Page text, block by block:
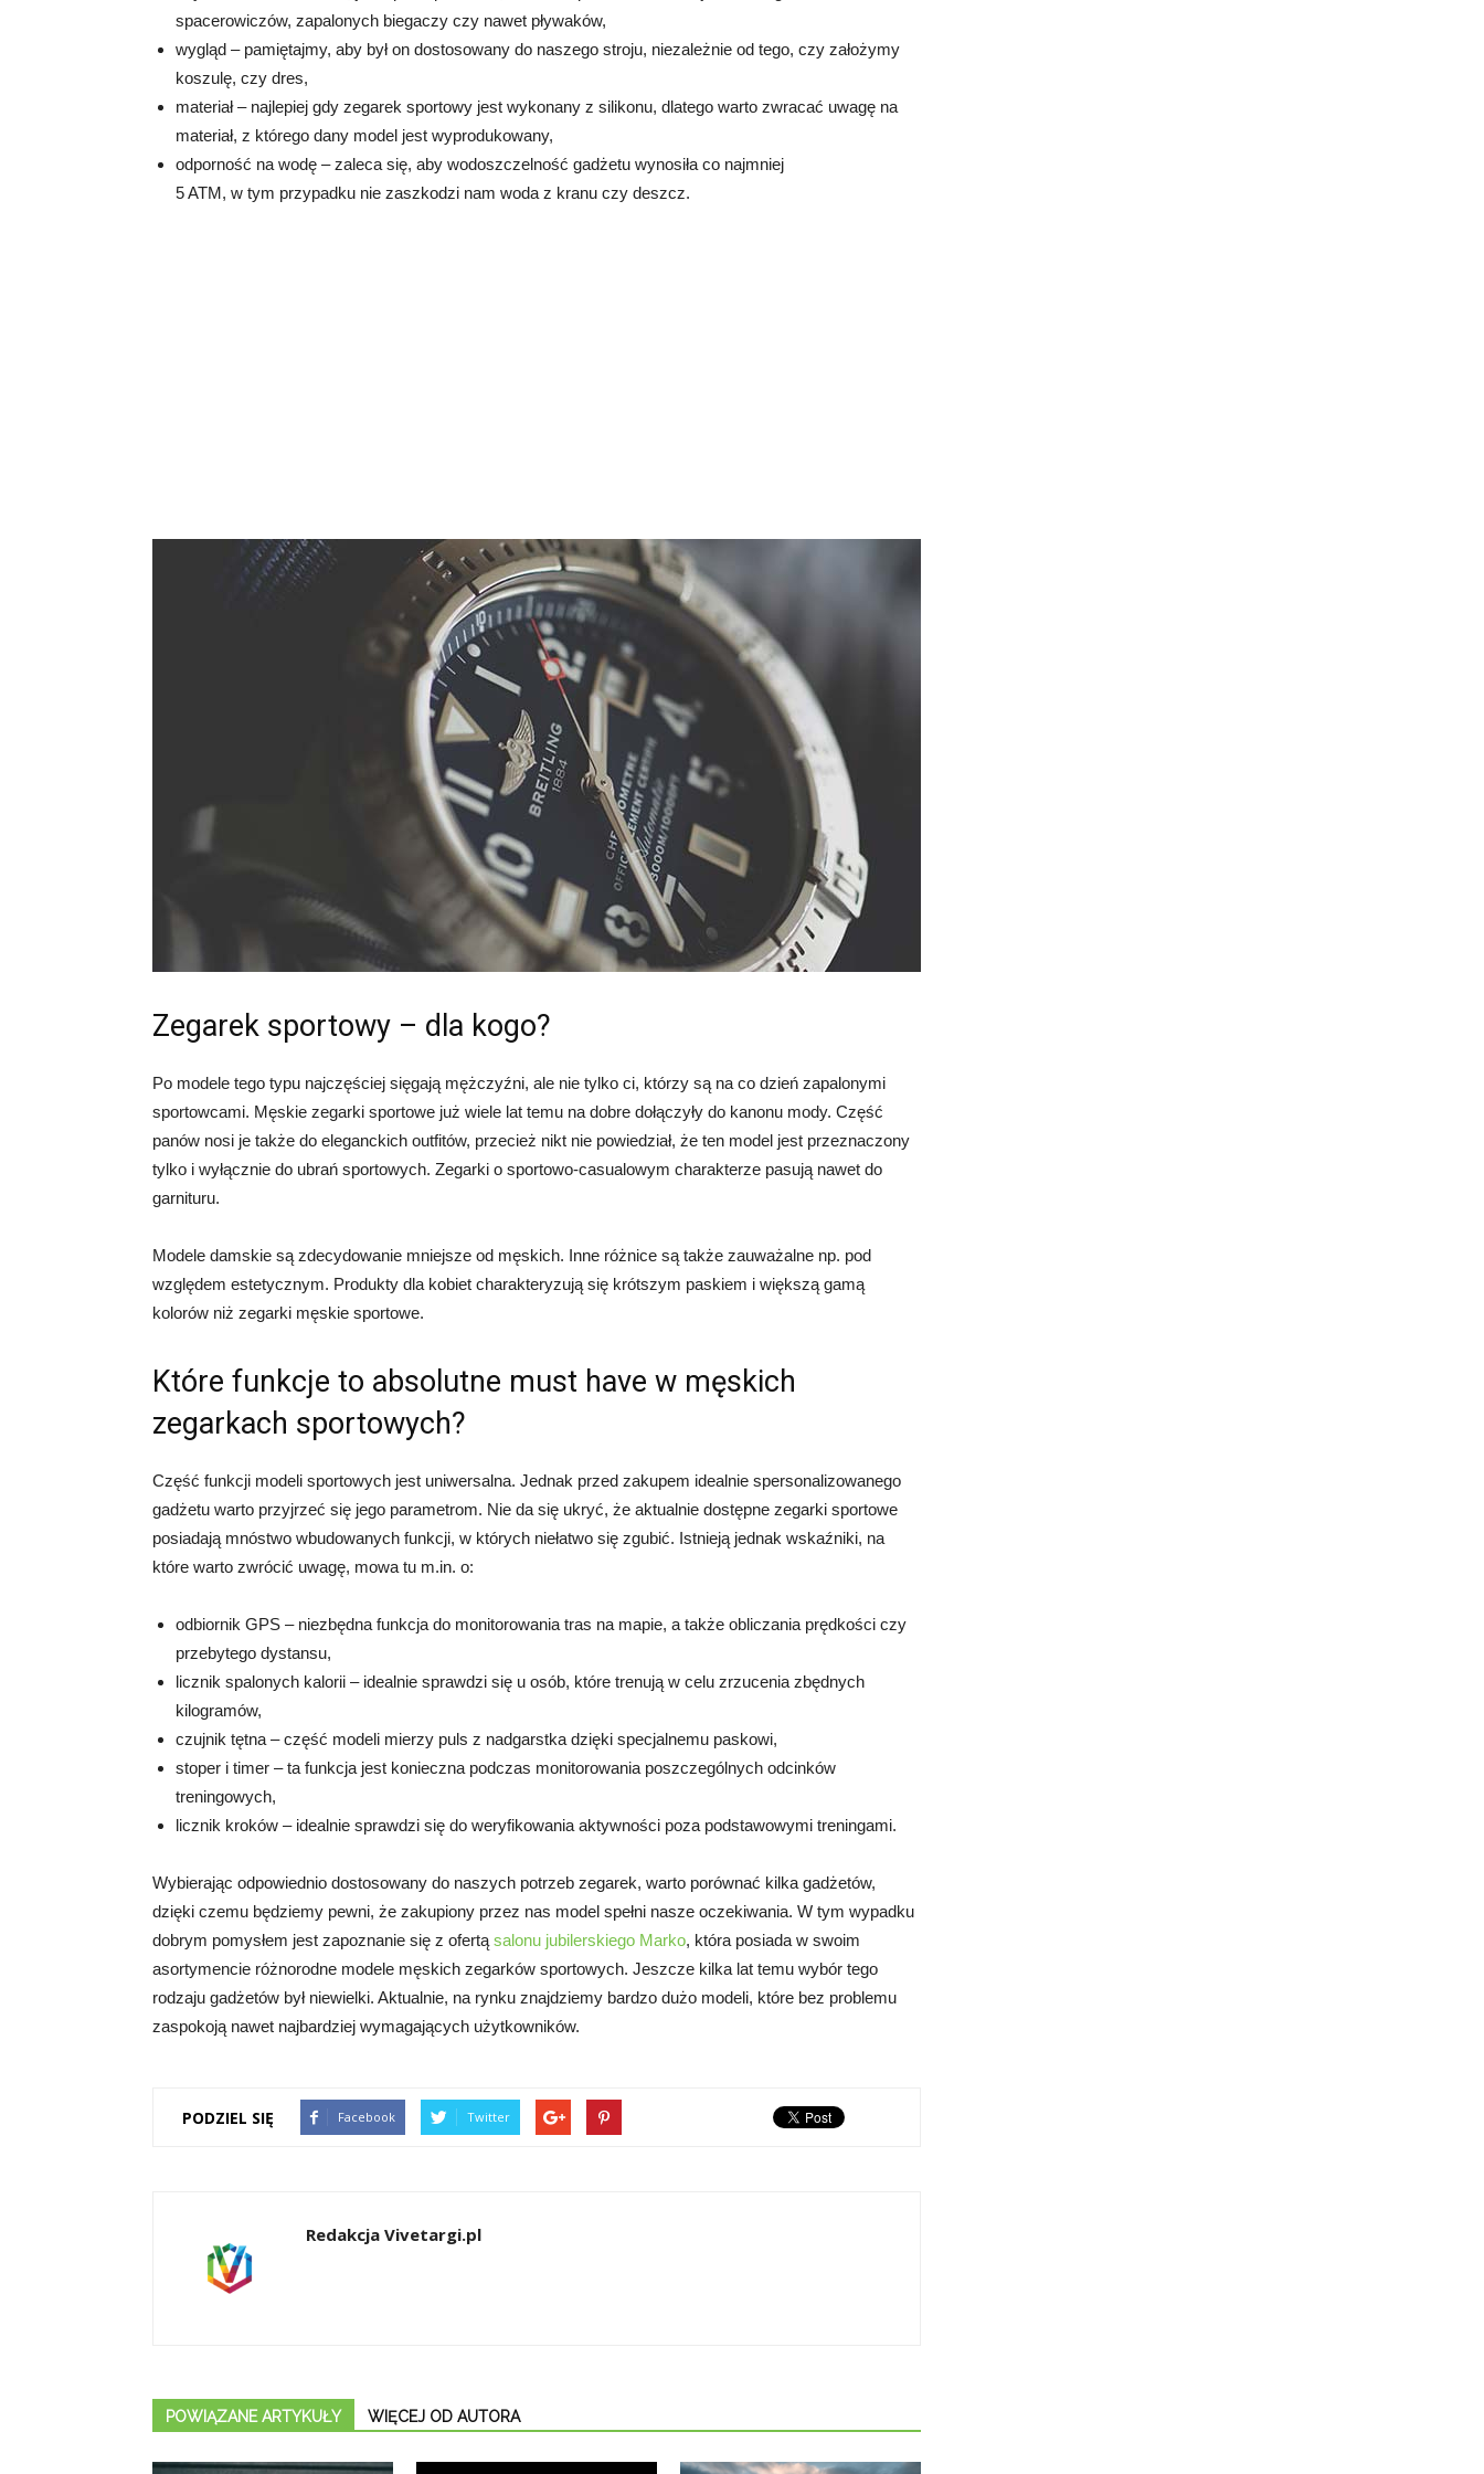
spacerowiczów, zapalonych biegaczy czy nawet pływaków,
wygląd – pamiętajmy, aby był on dostosowany do naszego stroju, niezależnie od tego, czy założymy
koszulę, czy dres,
materiał – najlepiej gdy zegarek sportowy jest wykonany z silikonu, dlatego warto zwracać uwagę na
materiał, z którego dany model jest wyprodukowany,
odporność na wodę – zaleca się, aby wodoszczelność gadżetu wynosiła co najmniej
5 ATM, w tym przypadku nie zaszkodzi nam woda z kranu czy deszcz.
Zegarek sportowy – dla kogo?
Po modele tego typu najczęściej sięgają mężczyźni, ale nie tylko ci, którzy są na co dzień zapalonymi
sportowcami. Męskie zegarki sportowe już wiele lat temu na dobre dołączyły do kanonu mody. Część
panów nosi je także do eleganckich outfitów, przecież nikt nie powiedział, że ten model jest przeznaczony
tylko i wyłącznie do ubrań sportowych. Zegarki o sportowo-casualowym charakterze pasują nawet do
garnituru.
Modele damskie są zdecydowanie mniejsze od męskich. Inne różnice są także zauważalne np. pod
względem estetycznym. Produkty dla kobiet charakteryzują się krótszym paskiem i większą gamą
kolorów niż zegarki męskie sportowe.
Które funkcje to absolutne must have w męskich
zegarkach sportowych?
Część funkcji modeli sportowych jest uniwersalna. Jednak przed zakupem idealnie spersonalizowanego
gadżetu warto przyjrzeć się jego parametrom. Nie da się ukryć, że aktualnie dostępne zegarki sportowe
posiadają mnóstwo wbudowanych funkcji, w których niełatwo się zgubić. Istnieją jednak wskaźniki, na
które warto zwrócić uwagę, mowa tu m.in. o:
odbiornik GPS – niezbędna funkcja do monitorowania tras na mapie, a także obliczania prędkości czy
przebytego dystansu,
licznik spalonych kalorii – idealnie sprawdzi się u osób, które trenują w celu zrzucenia zbędnych
kilogramów,
czujnik tętna – część modeli mierzy puls z nadgarstka dzięki specjalnemu paskowi,
stoper i timer – ta funkcja jest konieczna podczas monitorowania poszczególnych odcinków
treningowych,
licznik kroków – idealnie sprawdzi się do weryfikowania aktywności poza podstawowymi treningami.
Wybierając odpowiednio dostosowany do naszych potrzeb zegarek, warto porównać kilka gadżetów,
dzięki czemu będziemy pewni, że zakupiony przez nas model spełni nasze oczekiwania. W tym wypadku
dobrym pomysłem jest zapoznanie się z ofertą salonu jubilerskiego Marko, która posiada w swoim
asortymencie różnorodne modele męskich zegarków sportowych. Jeszcze kilka lat temu wybór tego
rodzaju gadżetów był niewielki. Aktualnie, na rynku znajdziemy bardzo dużo modeli, które bez problemu
zaspokoją nawet najbardziej wymagających użytkowników.
PODZIEL SIĘ Facebook Twitter
Redakcja Vivetargi.pl
POWIĄZANE ARTYKUŁY WIĘCEJ OD AUTORA